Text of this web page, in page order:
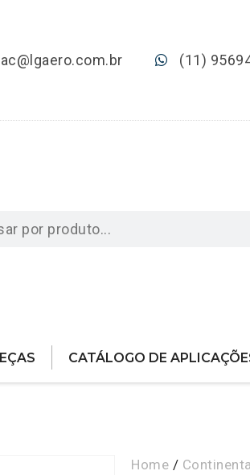
(11)
CATÁLOGO DE
Home /